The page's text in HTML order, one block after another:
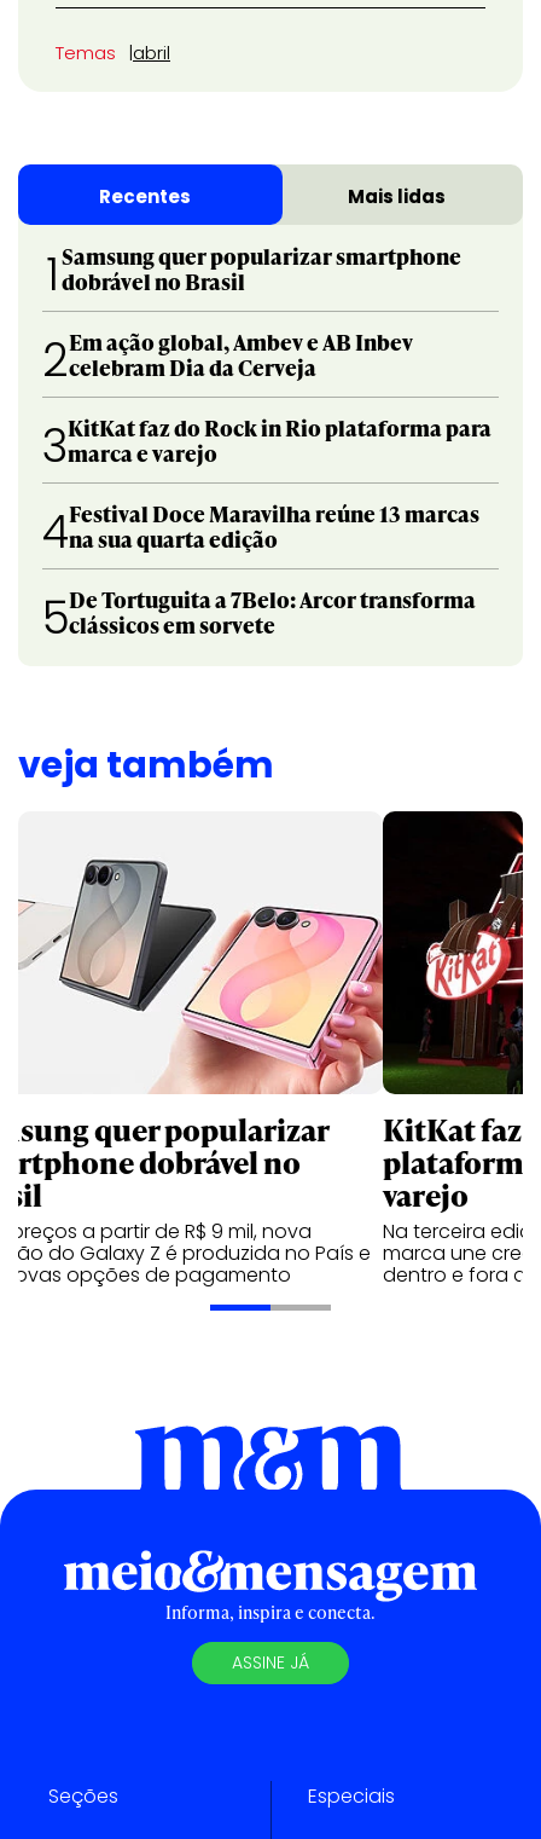
Temas abril
Recentes Mais lidas
1 Samsung quer popularizar smartphone
dobrável no Brasil
2Em ação global, Ambev e AB Inbev
celebram Dia da Cerveja
3KitKat faz do Rock in Rio plataforma para
marca e varejo
4Festival Doce Maravilha reúne 13 marcas
na sua quarta edição
5De Tortuguita a 7Belo: Arcor transforma
clássicos em sorvete
veja também
quer popularizar
dobrável no
preços a partir de R$ 9 mil, nova
do Galaxy Z é produzida no País e
opções de pagamento
KitKat faz
plataforma
varejo
Na terceira
marca une
dentro e fora
Informa, inspira e conecta.
ASSINE JÁ
Seções Especiais